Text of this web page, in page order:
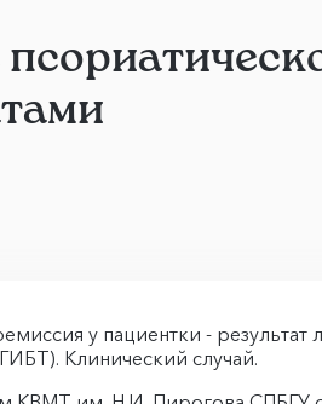
у пациентки -
Клинический случай.